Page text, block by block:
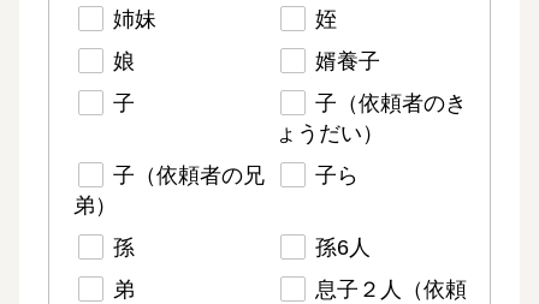
姉妹
姪
娘
婿養子
子
子（依頼者のき
ょうだい）
子（依頼者の兄
弟）
子ら
孫
孫6人
弟
息子２人（依頼